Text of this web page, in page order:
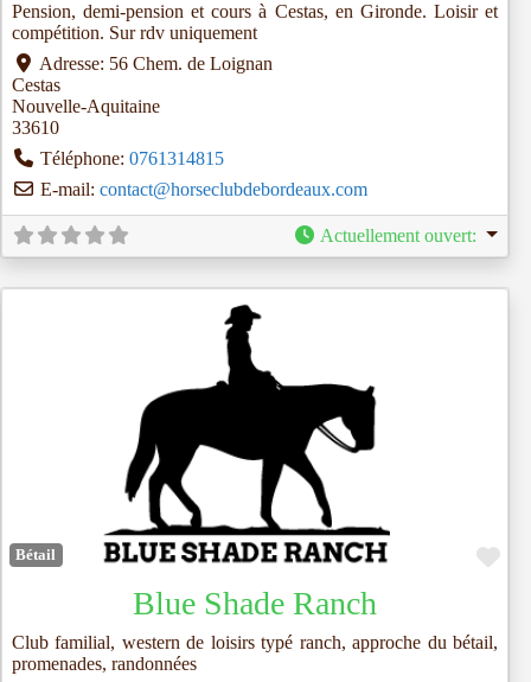
Pension, demi-pension et cours à Cestas, en Gironde. Loisir et
compétition. Sur rdv uniquement
Adresse: 56 Chem. de Loignan
Cestas
Nouvelle-Aquitaine
33610
Téléphone: 0761314815
E-mail: contact@horseclubdebordeaux.com
Actuellement ouvert:
Bétail
Blue Shade Ranch
Club familial, western de loisirs typé ranch, approche du bétail,
promenades, randonnées